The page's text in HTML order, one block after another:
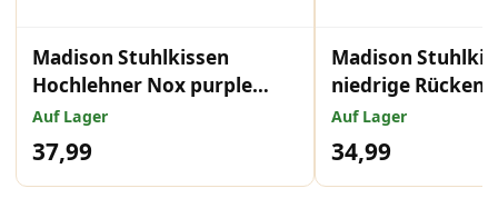
Madison Stuhlkissen
Hochlehner Nox purple
123x50 cm
Auf Lager
37,99
Madison
niedrige
dust 105x50 cm
Auf Lager
34,99